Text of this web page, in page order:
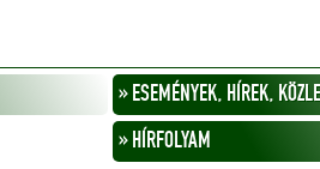
» ESEMÉNYEK, HÍREK,
» HÍRFOLYAM